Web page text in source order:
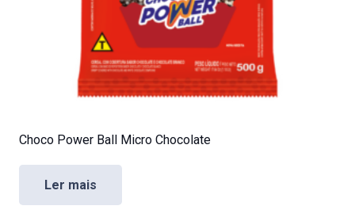
Choco Power Ball Micro Chocolate
Ler mais